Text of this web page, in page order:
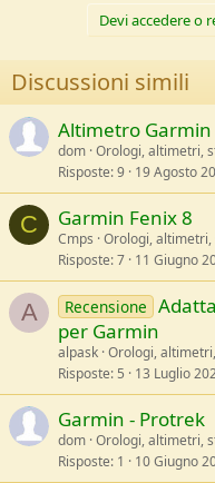
s
:
Devi accedere o
Discussioni simili
Altimetro
dom Orologi, altimetri,
Risposte 9 19 Agosto
C Garmin Fenix 8
Cmps Orologi,
Risposte 7 11 Giugno
A Recensione
per Garmin
alpask Orologi,
Risposte 5 13 Luglio
Garmin - Protrek
dom Orologi, altimetri,
Risposte 1 10 Giugno